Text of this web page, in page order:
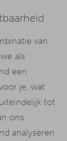
van
als
een
je, wat
tot
ons
analyseren